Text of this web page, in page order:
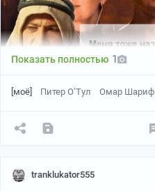
Показать полностью 1
[моё] Питер О’Тул Омар Шариф
tranklukator555